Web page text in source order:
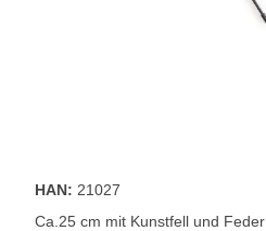
HAN: 21027
Ca.25 cm mit Kunstfell und Feder